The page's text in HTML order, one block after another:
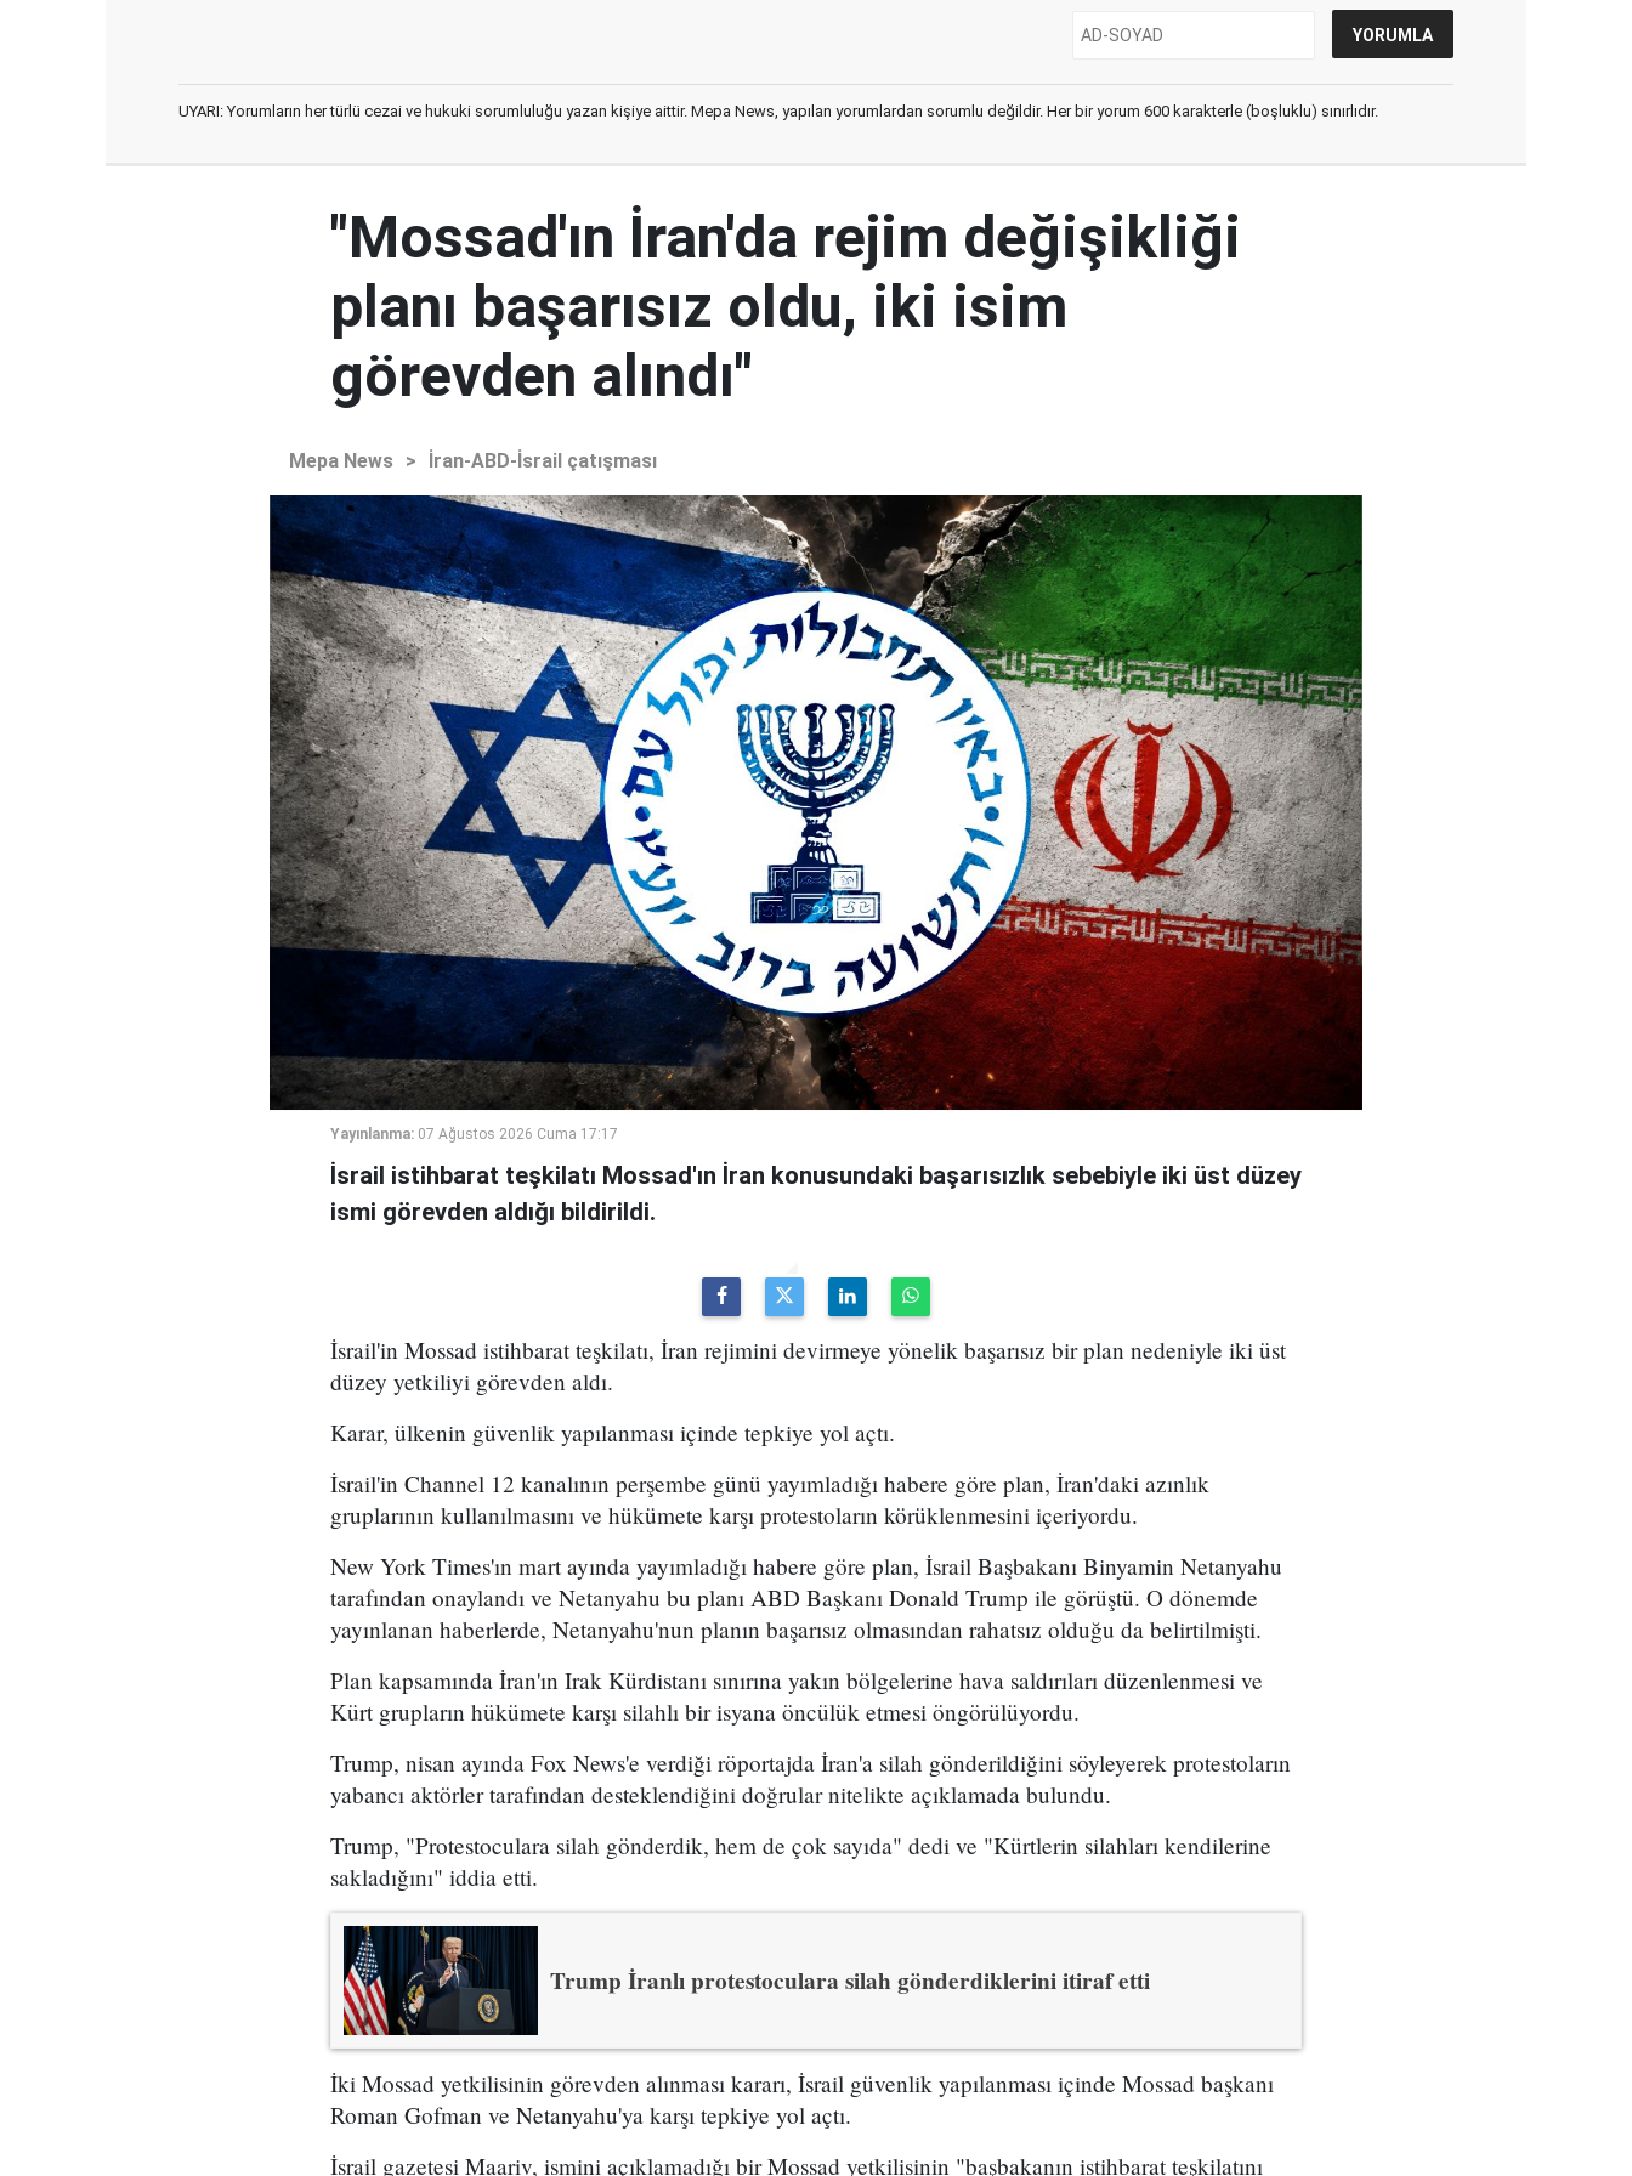
UYARI: Yorumların her türlü cezai ve hukuki sorumluluğu yazan kişiye aittir. Mepa News, yapılan yorumlardan sorumlu değildir. Her bir yorum 600 karakterle (boşluklu) sınırlıdır.
"Mossad'ın İran'da rejim değişikliği
planı başarısız oldu, iki isim
görevden alındı"
Mepa News > İran-ABD-İsrail çatışması
Yayınlanma: 07 Ağustos 2026 Cuma 17:17
İsrail istihbarat teşkilatı Mossad'ın İran konusundaki başarısızlık sebebiyle iki üst düzey
ismi görevden aldığı bildirildi.
İsrail'in Mossad istihbarat teşkilatı, İran rejimini devirmeye yönelik başarısız bir plan nedeniyle iki üst
düzey yetkiliyi görevden aldı.
Karar, ülkenin güvenlik yapılanması içinde tepkiye yol açtı.
İsrail'in Channel 12 kanalının perşembe günü yayımladığı habere göre plan, İran'daki azınlık
gruplarının kullanılmasını ve hükümete karşı protestoların körüklenmesini içeriyordu.
New York Times'ın mart ayında yayımladığı habere göre plan, İsrail Başbakanı Binyamin Netanyahu
tarafından onaylandı ve Netanyahu bu planı ABD Başkanı Donald Trump ile görüştü. O dönemde
yayınlanan haberlerde, Netanyahu'nun planın başarısız olmasından rahatsız olduğu da belirtilmişti.
Plan kapsamında İran'ın Irak Kürdistanı sınırına yakın bölgelerine hava saldırıları düzenlenmesi ve
Kürt grupların hükümete karşı silahlı bir isyana öncülük etmesi öngörülüyordu.
Trump, nisan ayında Fox News'e verdiği röportajda İran'a silah gönderildiğini söyleyerek protestoların
yabancı aktörler tarafından desteklendiğini doğrular nitelikte açıklamada bulundu.
Trump, "Protestoculara silah gönderdik, hem de çok sayıda" dedi ve "Kürtlerin silahları kendilerine
sakladığını" iddia etti.
Trump İranlı protestoculara silah gönderdiklerini itiraf etti
İki Mossad yetkilisinin görevden alınması kararı, İsrail güvenlik yapılanması içinde Mossad başkanı
Roman Gofman ve Netanyahu'ya karşı tepkiye yol açtı.
İsrail gazetesi Maariv, ismini açıklamadığı bir Mossad yetkilisinin "başbakanın istihbarat teşkilatını